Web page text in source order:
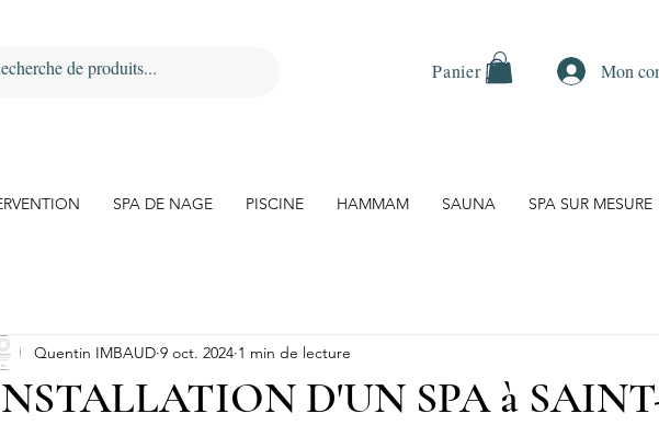
Panier Mon
SPA DE NAGE PISCINE HAMMAM SAUNA SPA SUR MESURE
D'UN SPA à
Quentin IMBAUD 9 oct. 2024 1 min de lecture